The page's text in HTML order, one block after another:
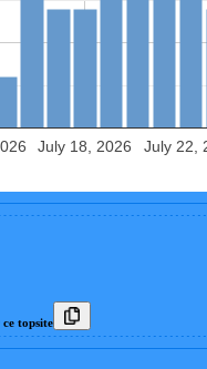
July 18, 2026 July 22,
topsite